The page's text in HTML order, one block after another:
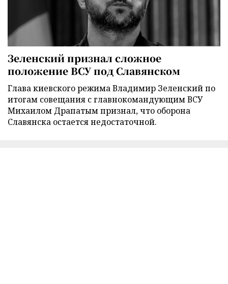
Зеленский признал сложное
положение ВСУ под Славянском
Глава киевского режима Владимир Зеленский по
итогам совещания с главнокомандующим ВСУ
Михаилом Драпатым признал, что оборона
Славянска остается недостаточной.